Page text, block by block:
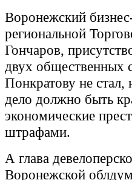
Воронежский
региональной
Гончаров,
двух общественных
Понкратову не стал,
дело должно быть
экономические
штрафами.
А глава
Воронежской